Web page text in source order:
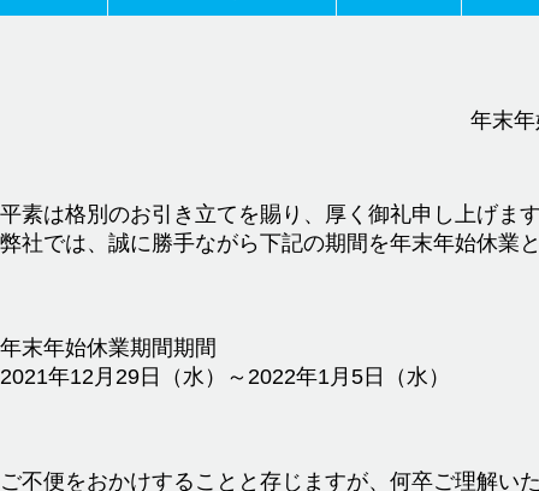
年末
平素は格別のお引き立てを賜り、厚く御礼申し上げま
弊社では、誠に勝手ながら下記の期間を年末年始休
年末年始休業期間期間
2021年12月29日（水）～2022年1月5日（水）
ご不便をおかけすることと存じますが、何卒ご理解い